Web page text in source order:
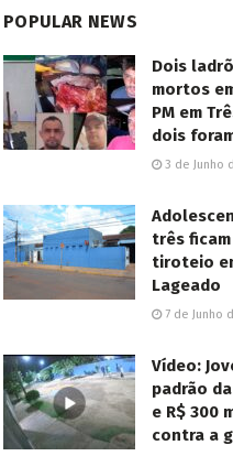
POPULAR NEWS
Dois
mortos
PM em
dois
3 de Junho
três
tiroteio
Lageado
7 de Junho
Vídeo:
padrão
e R$ 300
contra a